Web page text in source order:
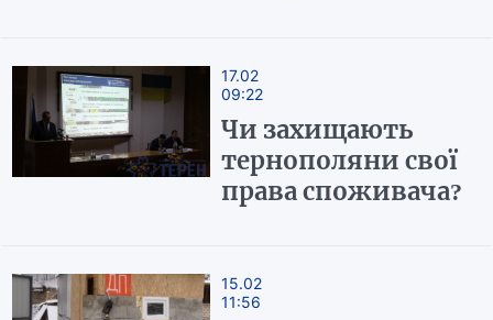
17.02
09:22
Чи захищають
тернополяни свої
права споживача?
15.02
11:56